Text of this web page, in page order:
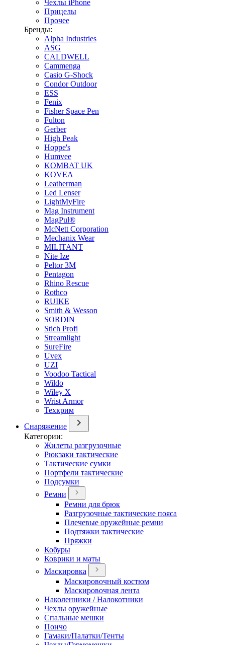
Чехлы iPhone
Прицелы
Прочее
Бренды:
Alpha Industries
ASG
CALDWELL
Cammenga
Casio G-Shock
Condor Outdoor
ESS
Fenix
Fisher Space Pen
Fulton
Gerber
High Peak
Hoppe's
Humvee
KOMBAT UK
KOVEA
Leatherman
Led Lenser
LightMyFire
Mag Instrument
MagPul®
McNett Corporation
Mechanix Wear
MILITANT
Nite Ize
Peltor 3M
Pentagon
Rhino Rescue
Rothco
RUIKE
Smith & Wesson
SORDIN
Stich Profi
Streamlight
SureFire
Uvex
UZI
Voodoo Tactical
Wildo
Wiley X
Wrist Armor
Техкрим
Снаряжение
Категории:
Жилеты разгрузочные
Рюкзаки тактические
Тактические сумки
Портфели тактические
Подсумки
Ремни
Ремни для брюк
Разгрузочные тактические пояса
Плечевые оружейные ремни
Подтяжки тактические
Пряжки
Кобуры
Коврики и маты
Маскировка
Маскировочный костюм
Маскировочная лента
Наколенники / Налокотники
Чехлы оружейные
Спальные мешки
Пончо
Гамаки/Палатки/Тенты